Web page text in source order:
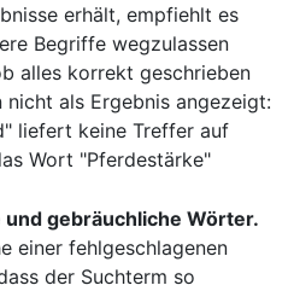
erhält, empfiehlt es
Begriffe wegzulassen
alles korrekt geschrieben
als Ergebnis angezeigt:
liefert keine Treffer auf
Wort "Pferdestärke"
gebräuchliche Wörter.
einer fehlgeschlagenen
der Suchterm so